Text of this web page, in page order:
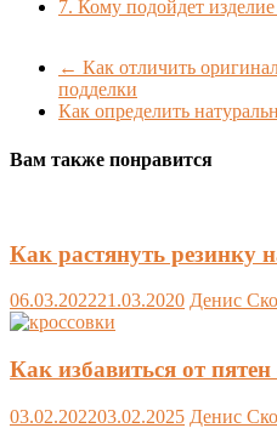
7. Кому подойдет
← Как отличить
подделки
Как определить
Вам также понравится
Как растянуть резинку
06.03.202221.03.2020 Денис
Как избавиться от
03.02.202203.02.2025 Денис